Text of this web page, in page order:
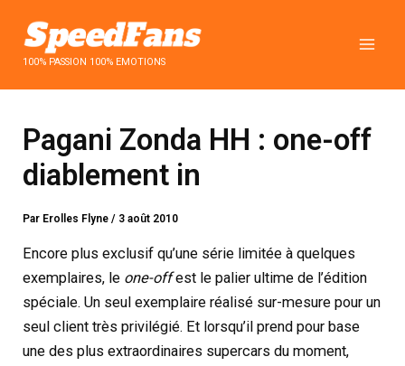
contenu100% PASSION 100% EMOTIONS
Pagani Zonda HH : one-off
diablement in
Par Erolles Flyne/ 3 août 2010
Encore plus exclusif qu’une série limitée à quelques
exemplaires, le one-offest le palier ultime de l’édition
spéciale. Un seul exemplaire réalisé sur-mesure pour un
seul client très privilégié. Et lorsqu’il prend pour base
une des plus extraordinaires supercars du moment,